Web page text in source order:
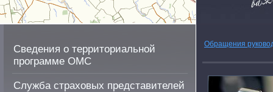
Сведения о территориальной
программе ОМС
Служба страховых представителей
Обращения